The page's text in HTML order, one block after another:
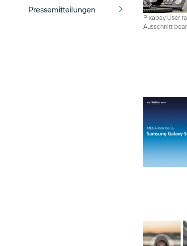
Pressemitteilungen
Pixabay User
Ausschnitt